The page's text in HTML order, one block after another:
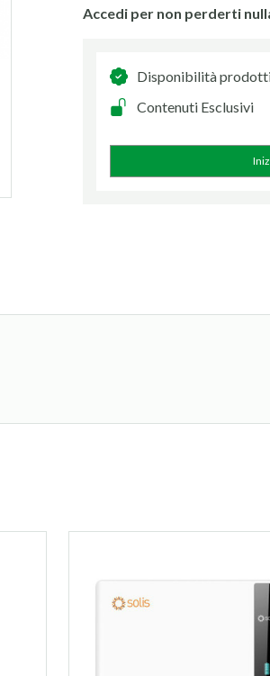
Accedi per non perderti
Disponibilità
Contenuti Esclusivi